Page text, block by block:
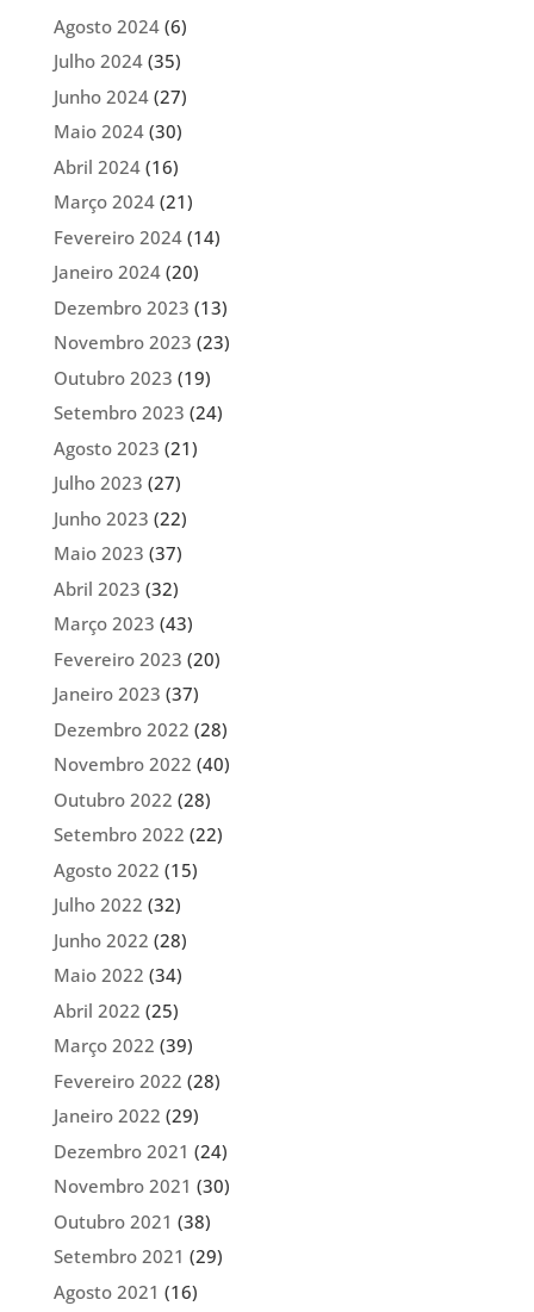
Agosto 2024(6)
Julho 2024(35)
Junho 2024(27)
Maio 2024(30)
Abril 2024(16)
Março 2024(21)
Fevereiro 2024(14)
Janeiro 2024(20)
Dezembro 2023 (13)
Novembro 2023 (23)
Outubro 2023 (19)
Setembro 2023 (24)
Agosto 2023 (21)
Julho 2023 (27)
Junho 2023 (22)
Maio 2023 (37)
Abril 2023 (32)
Março 2023 (43)
Fevereiro 2023 (20)
Janeiro 2023 (37)
Dezembro 2022 (28)
Novembro 2022 (40)
Outubro 2022 (28)
Setembro 2022 (22)
Agosto 2022 (15)
Julho 2022 (32)
Junho 2022 (28)
Maio 2022 (34)
Abril 2022 (25)
Março 2022 (39)
Fevereiro 2022 (28)
Janeiro 2022 (29)
Dezembro 2021 (24)
Novembro 2021 (30)
Outubro 2021 (38)
Setembro 2021 (29)
Agosto 2021 (16)